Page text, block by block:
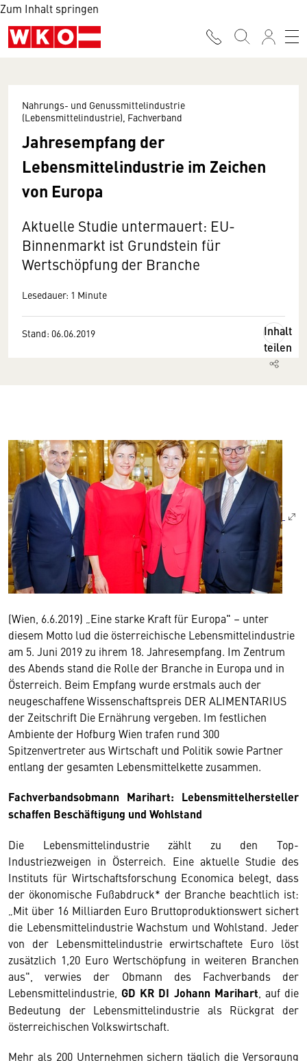
Zum Inhalt springen
Nahrungs- und Genussmittelindustrie
(Lebensmittelindustrie), Fachverband
Jahresempfang der
Lebensmittelindustrie im Zeichen
von Europa
Aktuelle Studie untermauert: EU-
Binnenmarkt ist Grundstein für
Wertschöpfung der Branche
Lesedauer: 1 Minute
Stand: 06.06.2019
Inhalt
teilen
(Wien, 6.6.2019) „Eine starke Kraft für Europa" – unter
diesem Motto lud die österreichische Lebensmittelindustrie
am 5. Juni 2019 zu ihrem 18. Jahresempfang. Im Zentrum
des Abends stand die Rolle der Branche in Europa und in
Österreich. Beim Empfang wurde erstmals auch der
neugeschaffene Wissenschaftspreis DER ALIMENTARIUS
der Zeitschrift Die Ernährung vergeben. Im festlichen
Ambiente der Hofburg Wien trafen rund 300
Spitzenvertreter aus Wirtschaft und Politik sowie Partner
entlang der gesamten Lebensmittelkette zusammen.
Fachverbandsobmann Marihart: Lebensmittelhersteller
schaffen Beschäftigung und Wohlstand
Die Lebensmittelindustrie zählt zu den Top-
Industriezweigen in Österreich. Eine aktuelle Studie des
Instituts für Wirtschaftsforschung Economica belegt, dass
der ökonomische Fußabdruck* der Branche beachtlich ist:
„Mit über 16 Milliarden Euro Bruttoproduktionswert sichert
die Lebensmittelindustrie Wachstum und Wohlstand. Jeder
von der Lebensmittelindustrie erwirtschaftete Euro löst
zusätzlich 1,20 Euro Wertschöpfung in weiteren Branchen
aus", verwies der Obmann des Fachverbands der
Lebensmittelindustrie, GD KR DI Johann Marihart , auf die
Bedeutung der Lebensmittelindustrie als Rückgrat der
österreichischen Volkswirtschaft.
Mehr als 200 Unternehmen sichern täglich die Versorgung